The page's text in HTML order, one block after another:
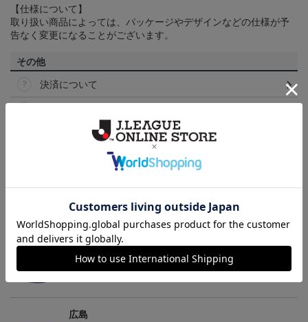
【仕様について】
取り扱い商品によっては、パッケージやデザインなどの仕様が予
告なく変更になることがございます。
その他
決済について
ヘルプページ
トピックス
広島
サンフレッチェ広島の2022ユニフォームを着て試合
を応援しよう！
広島